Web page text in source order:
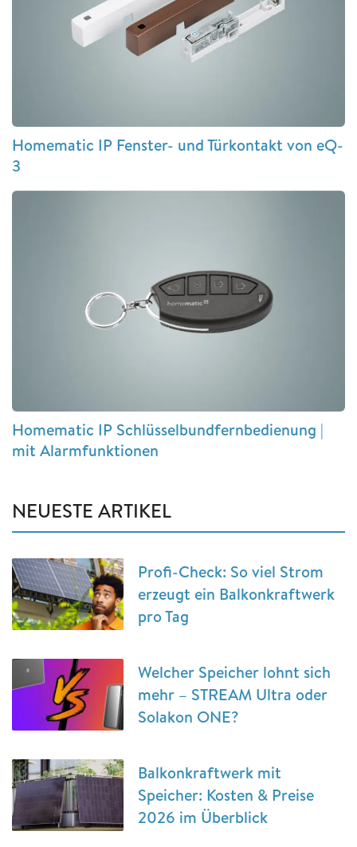
Homematic IP Fenster- und Türkontakt von eQ-
3
Homematic IP Schlüsselbundfernbedienung |
mit Alarmfunktionen
NEUESTE ARTIKEL
Profi-Check: So viel Strom
erzeugt ein Balkonkraftwerk
pro Tag
Welcher Speicher lohnt sich
mehr – STREAM Ultra oder
Solakon ONE?
Balkonkraftwerk mit
Speicher: Kosten & Preise
2026 im Überblick